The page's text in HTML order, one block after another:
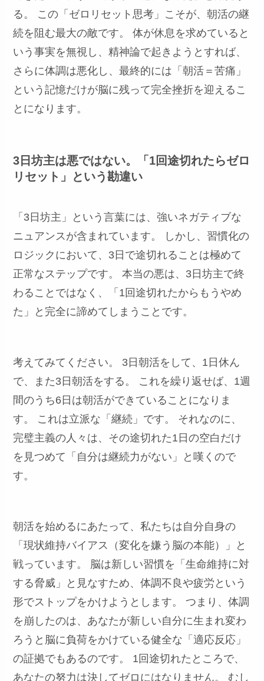
る。 この「ゼロリセット思考」こそが、朝活の継
続を阻む最大の敵です。 体が休息を求めていると
いう事実を無視し、精神論で起きようとすれば、
さらに体調は悪化し、最終的には「朝活＝苦痛」
という記憶だけが脳に残って完全挫折を迎えるこ
とになります。
3日坊主は悪ではない。「1回途切れたらゼロ
リセット」という勘違い
「3日坊主」という言葉には、強いネガティブな
ニュアンスが含まれています。 しかし、習慣化の
ロジックにおいて、3日で途切れることは極めて
正常なステップです。 本当の悪は、3日坊主で終
わることではなく、「1回途切れたからもうやめ
た」と完全に諦めてしまうことです。
考えてみてください。 3日朝活をして、1日休ん
で、また3日朝活をする。 これを繰り返せば、1週
間のうち6日は朝活ができていることになりま
す。 これは立派な「継続」です。 それなのに、
完璧主義の人々は、その途切れた1日の空白だけ
を見つめて「自分は継続力がない」と嘆くので
す。
朝活を始めるにあたって、私たちは自分自身の
「現状維持バイアス（変化を嫌う脳の本能）」と
戦っています。 脳は新しい習慣を「生命維持に対
する脅威」と見なすため、体調不良や疲労という
形でストップをかけようとします。 つまり、体調
を崩したのは、あなたが新しい自分に生まれ変わ
ろうと脳に負荷をかけている健全な「適応反応」
の証拠でもあるのです。 1回途切れたところで、
あなたの努力は決してゼロにはなりません。 むし